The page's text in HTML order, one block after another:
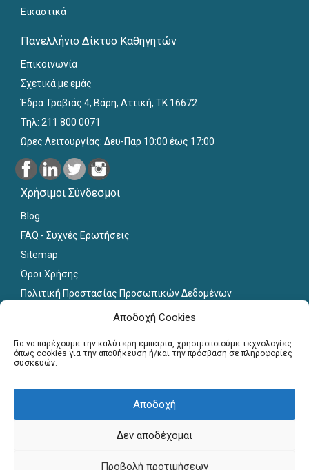
Αποδοχή Cookies
Για να παρέχουμε την καλύτερη εμπειρία, χρησιμοποιούμε τεχνολογίες
όπως cookies για την αποθήκευση ή/και την πρόσβαση σε πληροφορίες
συσκευών.
Αποδοχή
Δεν αποδέχομαι
Προβολή προτιμήσεων
Εικαστικά
Πανελλήνιο Δίκτυο Καθηγητών
Επικοινωνία
Σχετικά με εμάς
Έδρα: Γραβιάς 4, Βάρη, Αττική, ΤΚ 16672
Τηλ: 211 800 0071
Ώρες Λειτουργίας: Δευ-Παρ 10:00 έως 17:00
Χρήσιμοι Σύνδεσμοι
Blog
FAQ - Συχνές Ερωτήσεις
Sitemap
Όροι Χρήσης
Πολιτική Προστασίας Προσωπικών Δεδομένων
Για εκπαιδευτικούς
Εγγραφή
Γραφείο Διασύνδεσης
Copyright © Πανελλήνιο Δίκτυο Καθηγητών, 2013-2026. All